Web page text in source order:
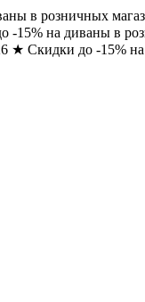
в розничных
-15% на диваны в
★ Скидки до -15%